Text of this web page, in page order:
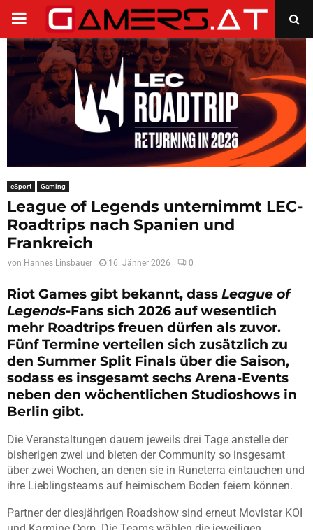
PRIMARY
MENU
eSport Gaming
League of Legends unternimmt LEC-
Roadtrips nach Spanien und
Frankreich
von Hannes Linsbauer 16. Jänner 2026 0
Riot Games gibt bekannt, dass League of
Legends-Fans sich 2026 auf wesentlich
mehr Roadtrips freuen dürfen als zuvor.
Fünf Termine verteilen sich zusätzlich zu
den Summer Split Finals über die Saison,
sodass es insgesamt sechs Arena-Events
neben den wöchentlichen Studioshows in
Berlin gibt.
Die Veranstaltungen dauern jeweils drei Tage anstelle der
bisherigen zwei und bieten der Community so insgesamt
über zwei Wochen, an denen sie in Runeterra eintauchen und
ihre Lieblingsteams auf heimischem Boden feiern können.
Partner der diesjährigen Roadshow sind erneut Movistar KOI